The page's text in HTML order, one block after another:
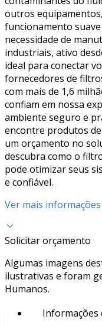
outros
funcionamento
necessidade de
industriais, ativo
ideal para conectar
fornecedores de
com mais de 1,6
confiam em nossa
ambiente seguro e
encontre produtos
um orçamento no
descubra como o
pode otimizar seus
e confiável.
Ver mais informações
Solicitar orçamento
Algumas imagens
ilustrativas e foram
Humanos.